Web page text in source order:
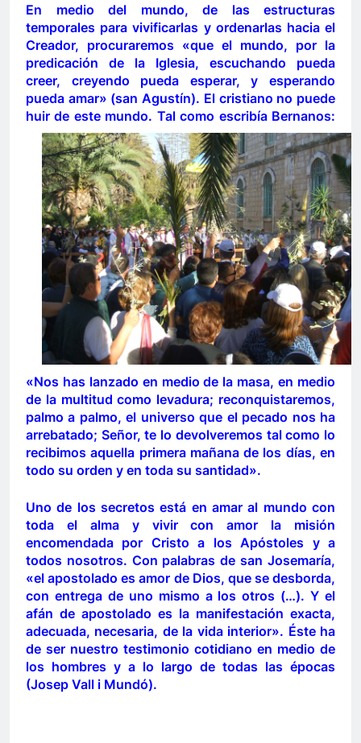
En medio del mundo, de las estructuras
temporales para vivificarlas y ordenarlas hacia el
Creador, procuraremos «que el mundo, por la
predicación de la Iglesia, escuchando pueda
creer, creyendo pueda esperar, y esperando
pueda amar» (san Agustín). El cristiano no puede
huir de este mundo. Tal como escribía Bernanos:
«Nos has lanzado en medio de la masa, en medio
de la multitud como levadura; reconquistaremos,
palmo a palmo, el universo que el pecado nos ha
arrebatado; Señor, te lo devolveremos tal como lo
recibimos aquella primera mañana de los días, en
todo su orden y en toda su santidad».
Uno de los secretos está en amar al mundo con
toda el alma y vivir con amor la misión
encomendada por Cristo a los Apóstoles y a
todos nosotros. Con palabras de san Josemaría,
«el apostolado es amor de Dios, que se desborda,
con entrega de uno mismo a los otros (…). Y el
afán de apostolado es la manifestación exacta,
adecuada, necesaria, de la vida interior». Éste ha
de ser nuestro testimonio cotidiano en medio de
los hombres y a lo largo de todas las épocas
(Josep Vall i Mundó).